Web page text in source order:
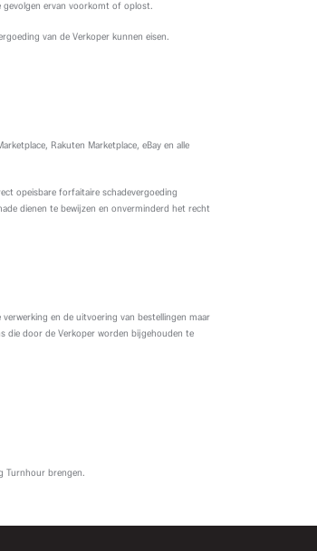
ervan voorkomt of oplost.
van de Verkoper kunnen eisen.
Rakuten Marketplace, eBay en alle
opeisbare forfaitaire schadevergoeding
dienen te bewijzen en onverminderd het recht
en de uitvoering van bestellingen maar
die door de Verkoper worden bijgehouden te
Turnhour brengen.